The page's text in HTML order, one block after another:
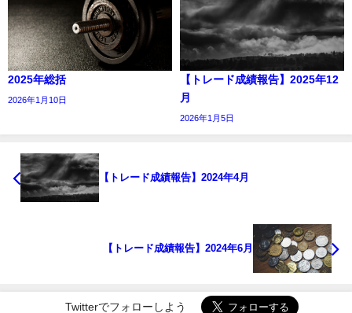
2025年総括
2026年1月10日
【トレード成績報告】2025年12
月
2026年1月5日
【トレード成績報告】2024年4月
【トレード成績報告】2024年6月
Twitterでフォローしよう